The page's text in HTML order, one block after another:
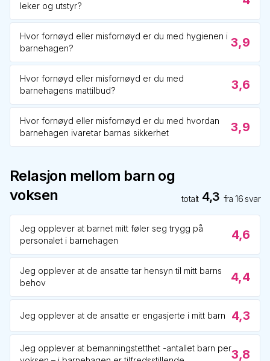
leker og utstyr?
Hvor fornøyd eller misfornøyd er du med hygienen i
barnehagen?
3,9
Hvor fornøyd eller misfornøyd er du med
barnehagens mattilbud?
3,6
Hvor fornøyd eller misfornøyd er du med hvordan
barnehagen ivaretar barnas sikkerhet
3,9
Relasjon mellom barn og
voksen
totalt 4,3 fra16 svar
Jeg opplever at barnet mitt føler seg trygg på
personalet i barnehagen
4,6
Jeg opplever at de ansatte tar hensyn til mitt barns
behov
4,4
Jeg opplever at de ansatte er engasjerte i mitt barn 4,3
Jeg opplever at bemanningstetthet -antallet barn per3,8